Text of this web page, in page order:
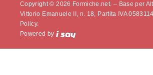
Copyright © 2026 Formiche.net. – Base per
Vittorio Emanuele II, n. 18, Partita IVA
Policy.
Powered by